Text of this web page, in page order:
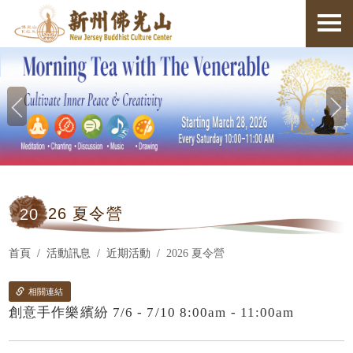
20 26 夏令營
首頁 活動訊息 近期活動 2026 夏令營
相關連結
創意手作樂繽紛 7/6 - 7/10 8:00am - 11:00am